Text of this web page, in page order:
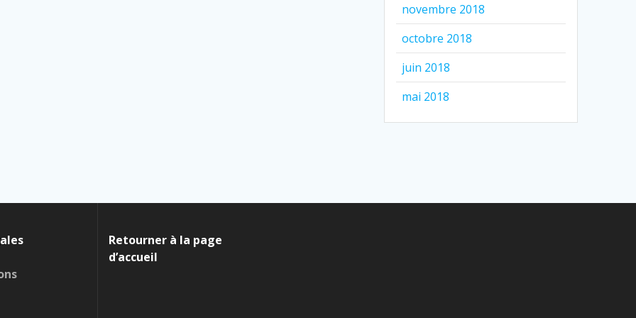
novembre 2018
octobre 2018
juin 2018
mai 2018
Retourner à la page
d’accueil